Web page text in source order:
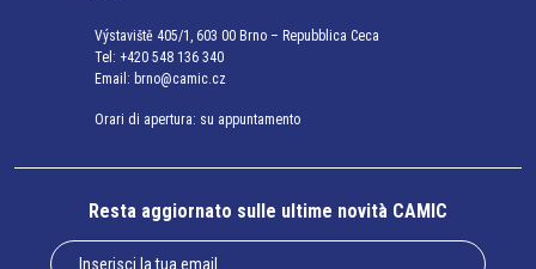
Výstaviště 405/1, 603 00 Brno – Repubblica Ceca
Tel: +420 548 136 340
Email: brno@camic.cz
Orari di apertura: su appuntamento
Resta aggiornato sulle ultime novità CAMIC